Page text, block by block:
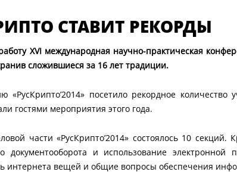
СТАВИТ РЕКОРДЫ
XVIмеждународная научно-практическая
сложившиеся за 16 лет традиции.
«РусКрипто’2014» посетило рекордное
гостями мероприятия этого года.
части «РусКрипто’2014» состоялось 10
документооборота и использование
интернета вещей и общие вопросы обеспечения